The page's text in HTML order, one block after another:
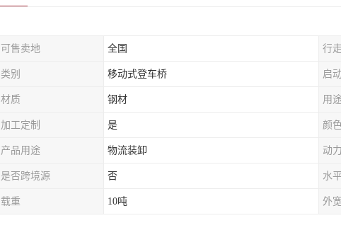
可售卖地 全国 行
类别 移动式登车桥 启
材质 钢材 用
加工定制 是 颜
产品用途 物流装卸 动
是否跨境源 否 水
载重 10吨 外